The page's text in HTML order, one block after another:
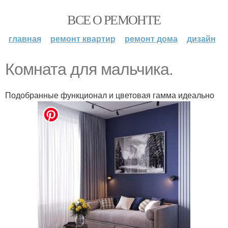
ВСЕ О РЕМОНТЕ
главная ремонт квартир ремонт дома дизайн
Комната для мальчика.
Подобранные функционал и цветовая гамма идеально